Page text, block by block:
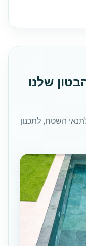
שלנו
השטח, לתכנון